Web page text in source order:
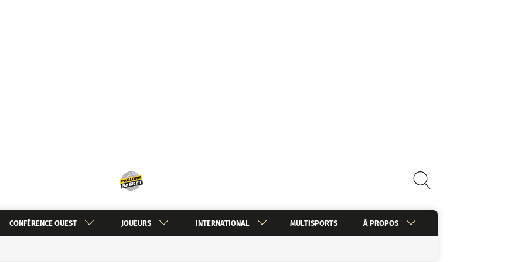
CONFÉRENCE OUEST JOUEURS INTERNATIONAL MULTISPORTS À PROPOS